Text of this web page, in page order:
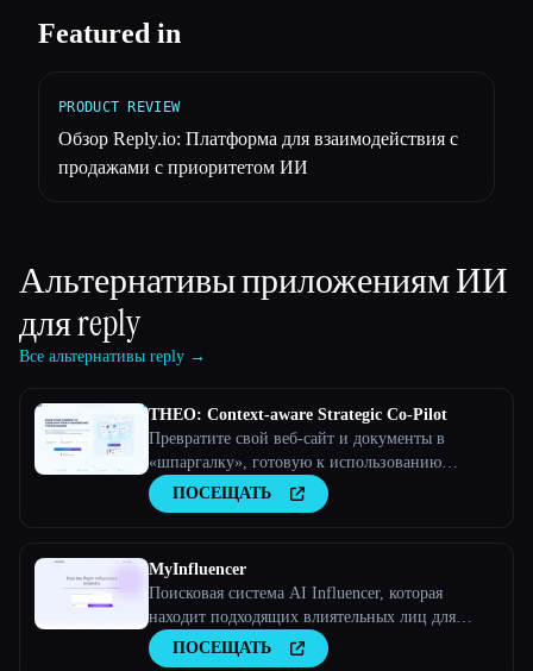
Featured in
PRODUCT REVIEW
Обзор Reply.io: Платформа для взаимодействия с
продажами с приоритетом ИИ
Альтернативы приложениям ИИ
дляreply
Все альтернативы reply →
THEO: Context-aware Strategic Co-Pilot
Превратите свой веб-сайт и документы в
«шпаргалку», готовую к использованию
искусственного интеллекта, и ваш помощник
по искусственному интеллекту станет
ПОСЕЩАТЬ
MyInfluencer
Поисковая система AI Influencer, которая
находит подходящих влиятельных лиц для
любого бизнеса
ПОСЕЩАТЬ